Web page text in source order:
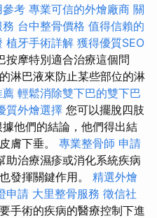
參考 專業可信的外燴廠商 關
台中整骨價格 值得信賴的
植牙手術詳解 獲得優質SEO
按摩特別適合治療這個問
淋巴液來防止某些部位的淋
薦 輕鬆消除雙下巴的雙下巴
質外燴選擇 您可以擺脫四肢
他們的結論，他們得出結
膚下垂。 專業整骨師 申請
助治療濕疹或消化系統疾病
發揮關鍵作用。 精選外燴
申請 大里整骨服務 徵信社
手術的疾病的醫療控制下進